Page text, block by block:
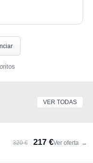
VER TODAS
320 € 217 €Ver oferta →